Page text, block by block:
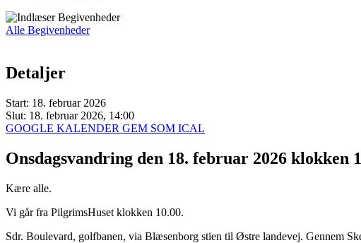
Alle Begivenheder
Detaljer
Start: 18. februar 2026
Slut: 18. februar 2026, 14:00
GOOGLE KALENDER GEM SOM ICAL
Onsdagsvandring den 18. februar 2026 klokken
Kære alle.
Vi går fra PilgrimsHuset klokken 10.00.
Sdr. Boulevard, golfbanen, via Blæsenborg stien til Østre landevej. Gennem